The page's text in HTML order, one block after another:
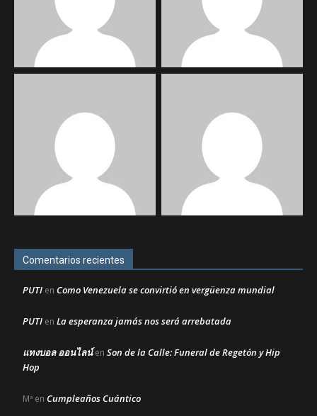
Comentarios recientes
PUTI en Como Venezuela se convirtió en vergüenza mundial
PUTI en La esperanza jamás nos será arrebatada
แทงบอล ออนไลน์en Son de la Calle: Funeral de Regetón y Hip
Hop
Mª en Cumpleaños Cuántico